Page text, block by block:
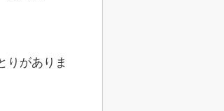
りがありま